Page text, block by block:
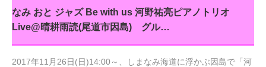
なみ おと ジャズ Be with us 河野祐亮ピアノトリオ
Live@晴耕雨読(尾道市因島) グル…
2017年11月26日(日)14:00～、しまなみ海道に浮かぶ因島で「河